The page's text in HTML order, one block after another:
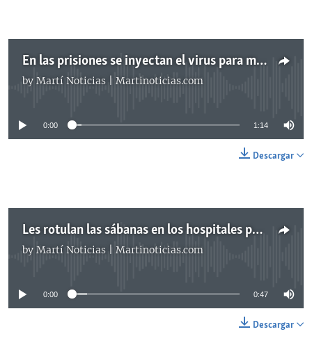
En las prisiones se inyectan el virus para mejorar sus condiciones de vida
by Martí Noticias | Martinoticias.com
No media source currently available
0:00 1:14
Descargar
Les rotulan las sábanas en los hospitales para identificarlos
by Martí Noticias | Martinoticias.com
No media source currently available
0:00 0:47
Descargar